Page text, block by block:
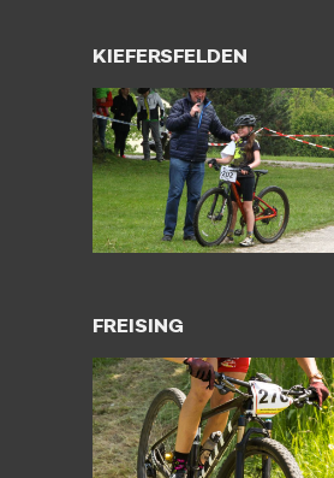
KIEFERSFELDEN
FREISING